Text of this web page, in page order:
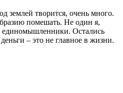
землей творится, очень много.
помешать. Не один я,
Остались
– это не главное в жизни.